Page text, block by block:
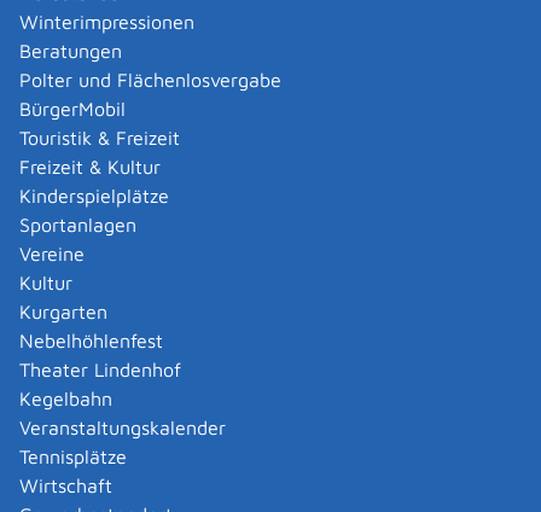
Winterimpressionen
Beratungen
Polter und Flächenlosvergabe
BürgerMobil
Touristik & Freizeit
Freizeit & Kultur
Kinderspielplätze
Sportanlagen
Vereine
Kultur
Kurgarten
Nebelhöhlenfest
Theater Lindenhof
Kegelbahn
Veranstaltungskalender
Tennisplätze
Wirtschaft
Familienpfleger, Heilerziehungsassistent,
Heilpädagoge, Jugend- und Heimerzieher,
Sozialarbeiter, Sozialpädagoge mit ausländischer
Berufsausbildung – Erlaubnis zur Führung der
Berufsbezeichnung beantragen
Altersrente - Rente bei vorzeitigem Eintritt in den
Ruhestand beantragen
Altersrente für besonders langjährig Versicherte
beantragen
Altersrente für schwerbehinderte Menschen
beantragen
Amtliche Meldebestätigung ausstellen
Andere Strafanzeige stellen
Änderung bezüglich des Betriebs gentechnischer
Anlagen mitteilen
Änderung der Gemeinschaftslizenz beantragen
Änderung des Entwicklungsziels einer Ökokonto-
Maßnahme beantragen